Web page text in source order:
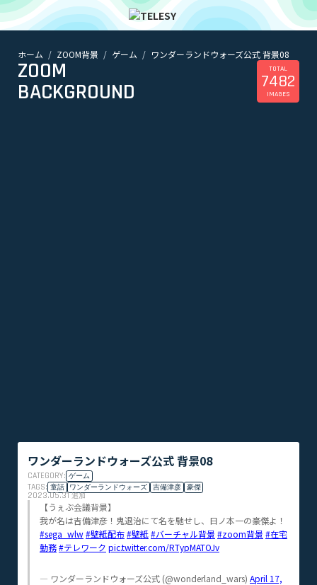
ホーム
ホーム ZOOM背景 ゲーム ワンダーランドウォーズ公式 背景08
ZOOM
BACKGROUND
TOTAL
7482
IMAGES
ワンダーランドウォーズ公式 背景08
CATEGORY: ゲーム
TAGS: 童話 ワンダーランドウォーズ 吉備津彦 豪傑
2023.05.31追加
【うぇぶ会議背景】
我が名は吉備津彦！鬼退治にて名を馳せし、日ノ本一の豪傑よ！
#sega_wlw#壁紙配布#壁紙#バーチャル背景 #zoom背景 #在宅
勤務#テレワーク pic.twitter.com/RTypMATOJv
— ワンダーランドウォーズ公式 (@wonderland_wars) April 17,